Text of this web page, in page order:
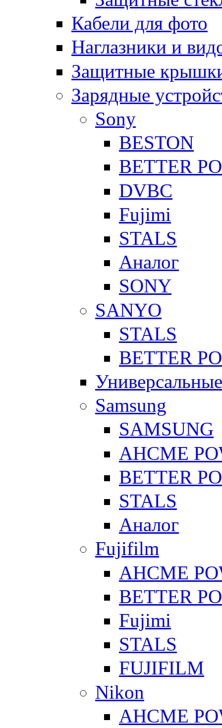
Кабели для фото
Наглазники и
Защитные
Зарядные
Sony
BESTON
BETTER
DVBC
Fujimi
STALS
Аналог
SONY
SANYO
STALS
BETTER
Универсальные
Samsung
SAMSUNG
AHCME
BETTER
STALS
Аналог
Fujifilm
AHCME
BETTER
Fujimi
STALS
FUJIFILM
Nikon
AHCME